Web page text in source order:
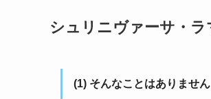
シュリニヴァーサ・
(1) そんなことはありませ